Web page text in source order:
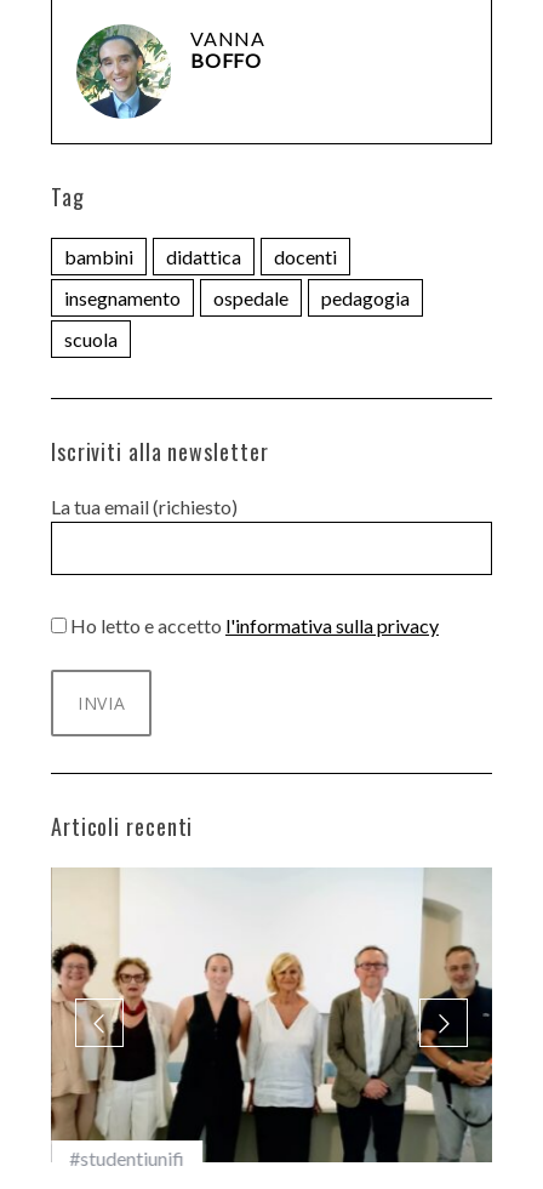
VANNA
BOFFO
Tag
bambini didattica
docenti
insegnamento
ospedale
pedagogia
scuola
Iscriviti alla newsletter
La tua email (richiesto)
Ho letto e accetto l'informativa sulla privacy
Articoli recenti
#studentiunifi